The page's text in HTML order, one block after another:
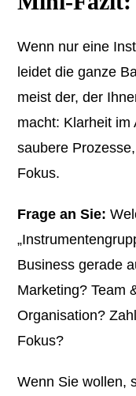
Wenn nur eine
leidet die ganze
meist der, der
macht: Klarheit im
saubere
Fokus.
Frage an Sie:
Business gerade
Marketing? Team
Organisation?
Fokus?
Wenn Sie wollen,